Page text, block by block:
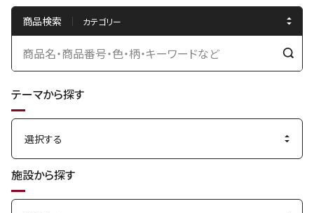
商品検索
検
テーマから探す
施設から探す